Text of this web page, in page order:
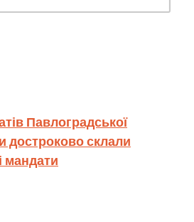
Павлоградської
достроково склали
мандати